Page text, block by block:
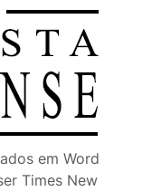
em Word
Times New